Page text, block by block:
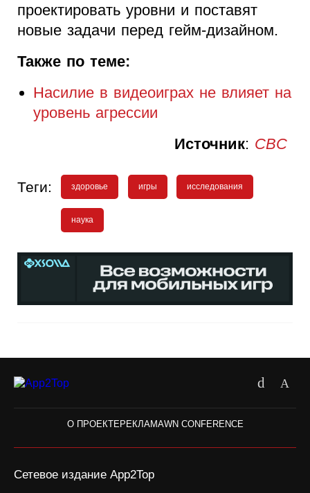
проектировать уровни и поставят
новые задачи перед гейм-дизайном.
Также по теме:
Насилие в видеоиграх не влияет на
уровень агрессии
Источник: CBC
Теги: здоровье игры исследования
наука
О ПРОЕКТЕРЕКЛАМАWN CONFERENCE
Сетевое издание App2Top